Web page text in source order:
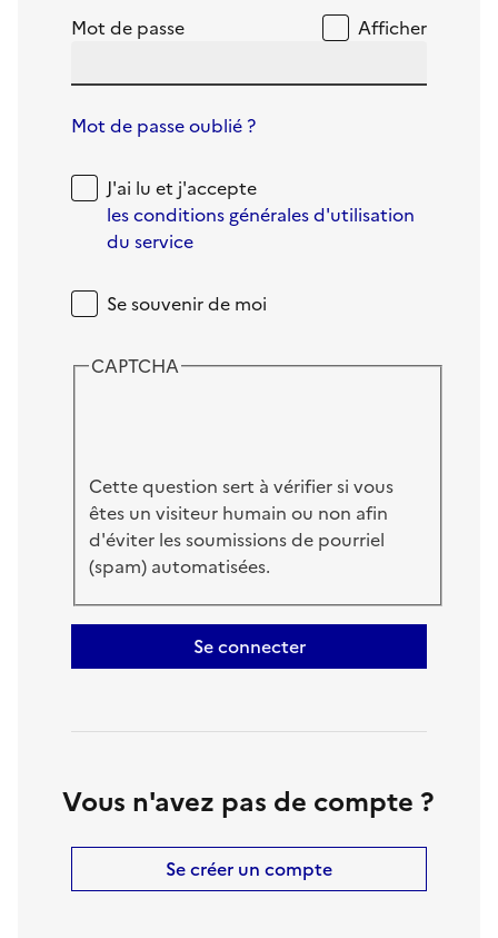
Mot de passe Afficher
Mot de passe oublié ?
J'ai lu et j'accepte
les conditions générales d'utilisation
du service
Se souvenir de moi
CAPTCHA
Cette question sert à vérifier si vous
êtes un visiteur humain ou non afin
d'éviter les soumissions de pourriel
(spam) automatisées.
Se connecter
Vous n'avez pas de compte ?
Se créer un compte